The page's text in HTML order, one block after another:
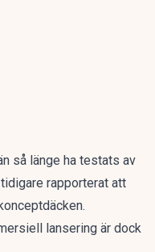
så länge ha testats av
rapporterat att
lansering är dock